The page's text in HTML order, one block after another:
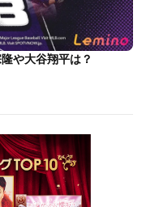
や大谷翔平は？